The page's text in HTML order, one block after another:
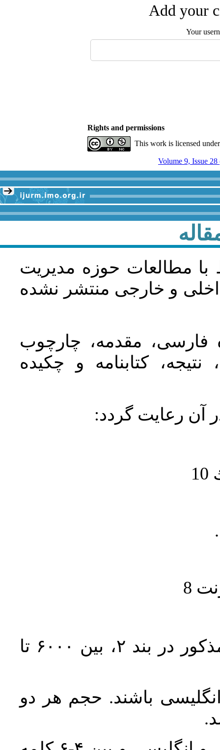
Add your
Your
Rights and permissions
This work is licensed
Volume 9, Issue 28
با مطالعات حوزه مديريت
و خارجی منتشر نشده
فارسی، مقدمه، چارچوب
کتابنامه و چکیده
آن رعايت گردد:
حجم کل مقاله با احتساب تمام بخش‌های مذکور در بند ۲، بین ۶۰۰۰ تا
باشند. حجم هر دو